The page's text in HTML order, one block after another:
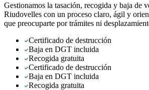
Gestionamos la tasación, recogida y baja de
Riudovelles con un proceso claro, ágil y
que preocuparte por trámites ni
Certificado de destrucción
Baja en DGT incluida
Recogida gratuita
Certificado de destrucción
Baja en DGT incluida
Recogida gratuita